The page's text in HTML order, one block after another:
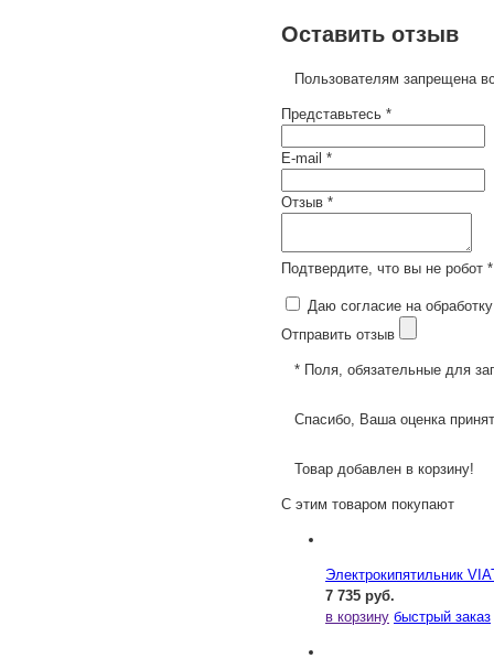
Оставить отзыв
Пользователям запрещена
Представьтесь *
E-mail *
Отзыв *
Подтвердите, что вы не робот *
Даю согласие на
Отправить отзыв
* Поля, обязательные для
Спасибо, Ваша оценка
Товар добавлен в корзину!
С этим товаром покупают
Электрокипятильник
7 735 руб.
в корзину быстрый заказ